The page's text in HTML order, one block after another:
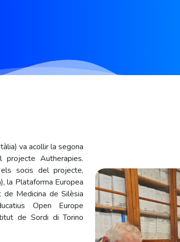
va acollir la segona
projecte Autherapies.
socis del projecte,
la Plataforma Europea
de Medicina de Silèsia
Open Europe
de Sordi di Torino